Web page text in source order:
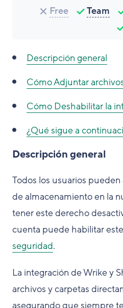
Free Team
Descripción general
CómoAdjuntar
Cómo Deshabilitar la
¿Qué sigue a
Descripción general
Todos los usuarios
de almacenamiento en la
tener este derecho
cuenta puede habilitar
seguridad.
La integración de Wrike y
archivos y carpetas
asegurando que siempre